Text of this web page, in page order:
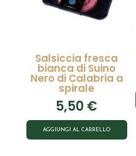
Salsiccia fresca
bianca di Suino
Nero di Calabria a
spirale
5,50 €
AGGIUNGI AL CARRELLO